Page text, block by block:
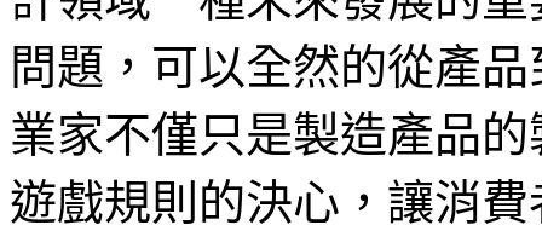
問題，可以全然的從產
業家不僅只是製造產品
遊戲規則的決心，讓消